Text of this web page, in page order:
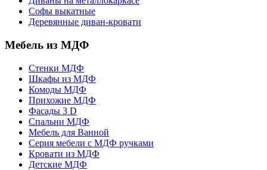
Софы выкатные
Деревянные диван-кровати
Мебель из МДФ
Стенки МДФ
Шкафы из МДФ
Комоды МДФ
Прихожие МДФ
Фасады 3 D
Спальни МДФ
Мебель для Ванной
Серия мебели с МДФ ручками
Кровати из МДФ
Детские МДФ